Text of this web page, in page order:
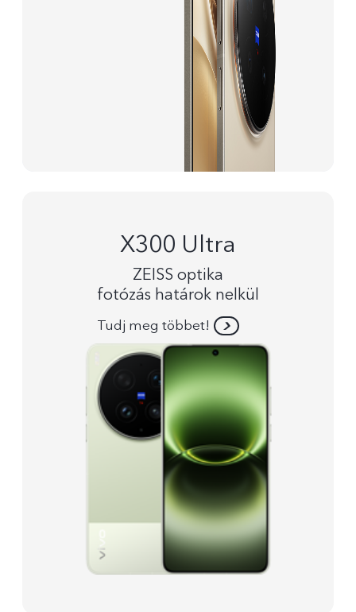
X300 Ultra
ZEISS optika
fotózás határok nelkül
Tudj meg többet!